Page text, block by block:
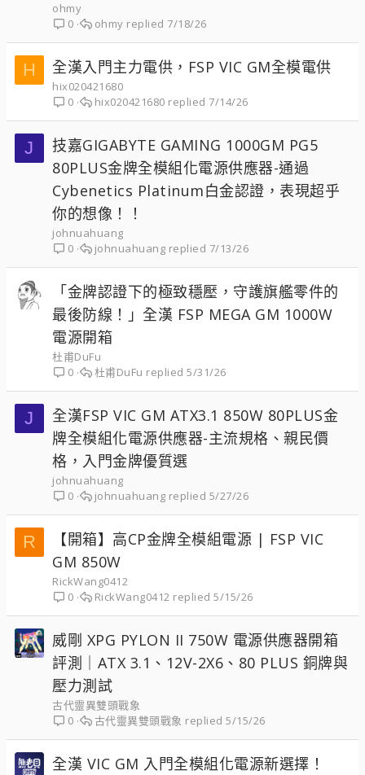
ohmy
0
7/18/26
ohmy
H 全漢入門主力電供，FSP VIC GM全模電供
hix020421680
0
7/14/26
hix020421680
J
技嘉GIGABYTE GAMING 1000GM PG5
80PLUS金牌全模組化電源供應器-通過
Cybenetics Platinum白金認證，表現超乎
你的想像！！
johnuahuang
0
7/13/26
johnuahuang
「金牌認證下的極致穩壓，守護旗艦零件的
最後防線！」全漢 FSP MEGA GM 1000W
電源開箱
杜甫DuFu
0
5/31/26
杜甫DuFu
J
全漢FSP VIC GM ATX3.1 850W 80PLUS金
牌全模組化電源供應器-主流規格、親民價
格，入門金牌優質選
johnuahuang
0
5/27/26
johnuahuang
R
【開箱】高CP金牌全模組電源 | FSP VIC
GM 850W
RickWang0412
0
5/15/26
RickWang0412
威剛 XPG PYLON II 750W 電源供應器開箱
評測｜ATX 3.1、12V-2X6、80 PLUS 銅牌與
壓力測試
古代靈異雙頭戰象
0
5/15/26
古代靈異雙頭戰象
全漢 VIC GM 入門全模組化電源新選擇！